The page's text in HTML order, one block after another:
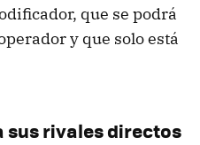
que se podrá
y que solo está
sus rivales directos